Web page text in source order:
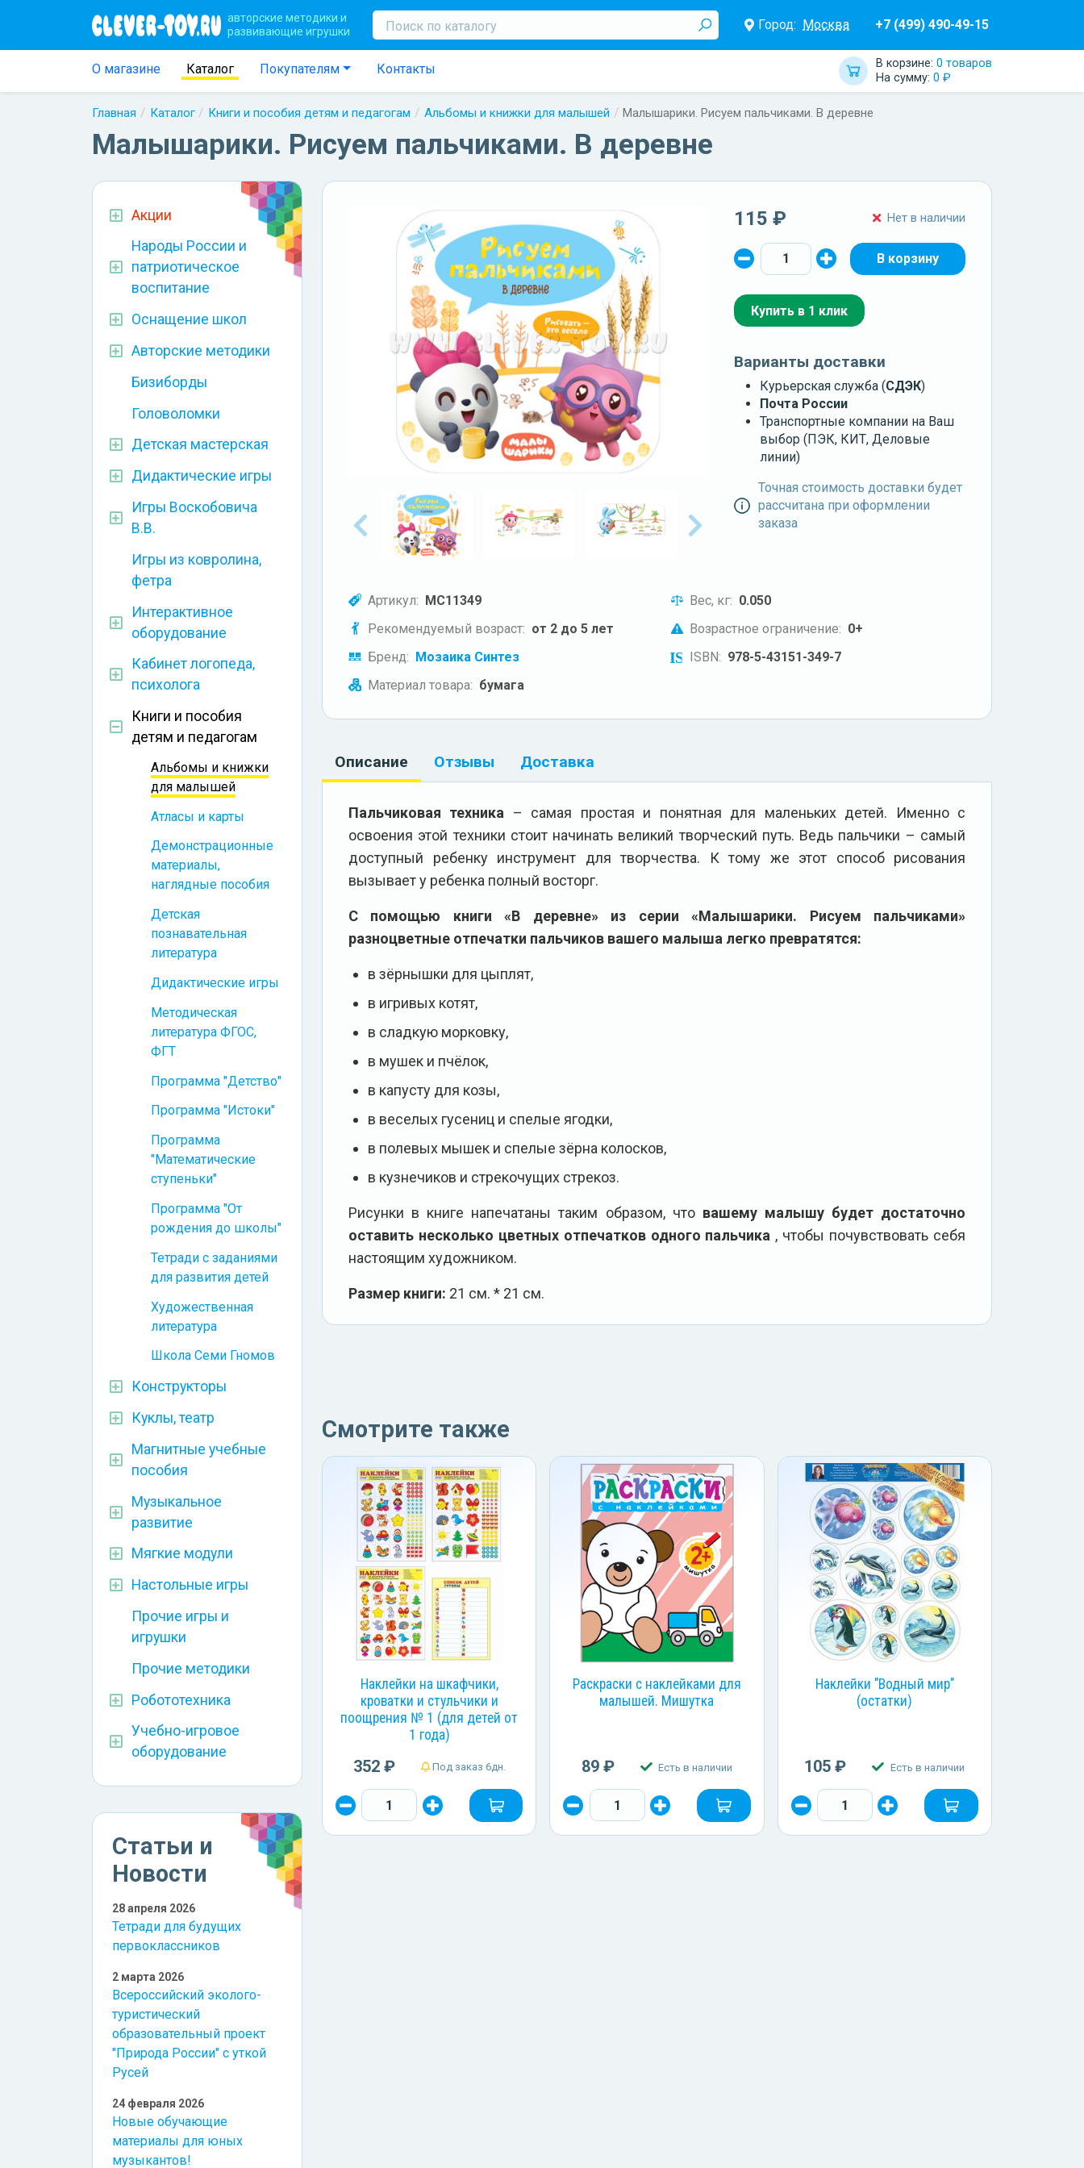
авторские методики и
развивающие игрушки
Город: Москва +7 (499) 490-49-15
О магазине Каталог Покупателям Контакты В корзине: 0 товаров
На сумму: 0 ₽
Главная Каталог Книги и пособия детям и педагогам Альбомы и книжки для малышей Малышарики. Рисуем пальчиками. В деревне
Малышарики. Рисуем пальчиками. В деревне
Акции
Народы России и
патриотическое
воспитание
Оснащение школ
Авторские методики
Бизиборды
Головоломки
Детская мастерская
Дидактические игры
Игры Воскобовича
В.В.
Игры из ковролина,
фетра
Интерактивное
оборудование
Кабинет логопеда,
психолога
Книги и пособия
детям и педагогам
Альбомы и книжки
для малышей
Атласы и карты
Демонстрационные
материалы,
наглядные пособия
Детская
познавательная
литература
Дидактические игры
Методическая
литература ФГОС,
ФГТ
Программа "Детство"
Программа "Истоки"
Программа
"Математические
ступеньки"
Программа "От
рождения до школы"
Тетради с заданиями
для развития детей
Художественная
литература
Школа Семи Гномов
Конструкторы
Куклы, театр
Магнитные учебные
пособия
Музыкальное
развитие
Мягкие модули
Настольные игры
Прочие игры и
игрушки
Прочие методики
Робототехника
Учебно-игровое
оборудование
Статьи и
Новости
28 апреля 2026
Тетради для будущих
первоклассников
2 марта 2026
Всероссийский эколого-
туристический
образовательный проект
"Природа России" с уткой
Русей
24 февраля 2026
Новые обучающие
материалы для юных
музыкантов!
115 ₽ Нет в наличии
Купить в 1 клик
Варианты доставки
Курьерская служба (СДЭК)
Почта России
Транспортные компании на Ваш
выбор (ПЭК, КИТ, Деловые
линии)
Точная стоимость доставки будет
рассчитана при оформлении
заказа
Артикул: МС11349
Рекомендуемый возраст: от 2 до 5 лет
Бренд: Мозаика Синтез
Материал товара: бумага
Вес, кг: 0.050
Возрастное ограничение: 0+
ISBN: 978-5-43151-349-7
Описание Отзывы Доставка
Пальчиковая техника – самая простая и понятная для маленьких детей. Именно с
освоения этой техники стоит начинать великий творческий путь. Ведь пальчики – самый
доступный ребенку инструмент для творчества. К тому же этот способ рисования
вызывает у ребенка полный восторг.
С помощью книги «В деревне» из серии «Малышарики. Рисуем пальчиками»
разноцветные отпечатки пальчиков вашего малыша легко превратятся:
в зёрнышки для цыплят,
в игривых котят,
в сладкую морковку,
в мушек и пчёлок,
в капусту для козы,
в веселых гусениц и спелые ягодки,
в полевых мышек и спелые зёрна колосков,
в кузнечиков и стрекочущих стрекоз.
Рисунки в книге напечатаны таким образом, что вашему малышу будет достаточно
оставить несколько цветных отпечатков одного пальчика , чтобы почувствовать себя
настоящим художником.
Размер книги: 21 см. * 21 см.
Смотрите также
Наклейки на шкафчики,
кроватки и стульчики и
поощрения № 1 (для детей от
1 года)
352 ₽ Под заказ 6дн.
Раскраски с наклейками для
малышей. Мишутка
89 ₽ Есть в наличии
Наклейки "Водный мир"
(остатки)
105 ₽ Есть в наличии